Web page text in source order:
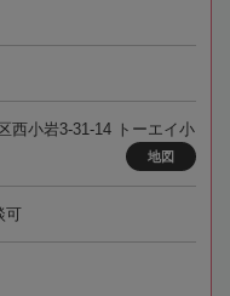
西小岩3-31-14 トーエイ小
地図
可